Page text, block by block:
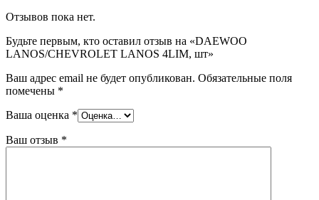
Отзывов пока нет.
Будьте первым, кто оставил отзыв на «DAEWOO
LANOS/CHEVROLET LANOS 4LIM, шт»
Ваш адрес email не будет опубликован. Обязательные поля
помечены *
Ваша оценка *
Ваш отзыв *